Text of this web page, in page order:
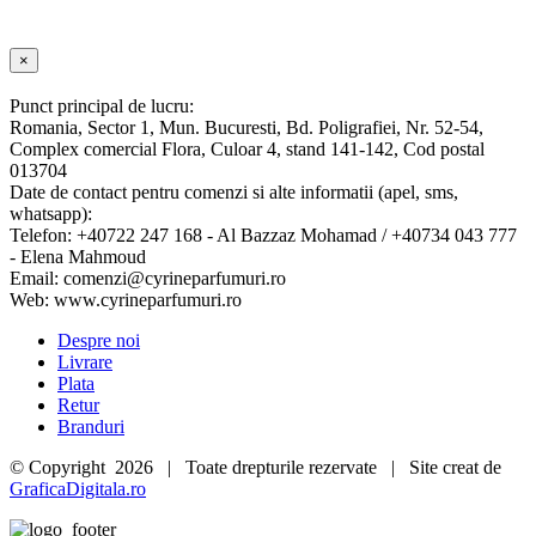
Close
product
view
×
Punct principal de lucru:
Romania, Sector 1, Mun. Bucuresti, Bd. Poligrafiei, Nr. 52-54,
Complex comercial Flora, Culoar 4, stand 141-142, Cod postal
013704
Date de contact pentru comenzi si alte informatii (apel, sms,
whatsapp):
Telefon: +40722 247 168 - Al Bazzaz Mohamad / +40734 043 777
- Elena Mahmoud
Email: comenzi@cyrineparfumuri.ro
Web: www.cyrineparfumuri.ro
Despre noi
Livrare
Plata
Retur
Branduri
© Copyright 2026 | Toate drepturile rezervate | Site creat de
GraficaDigitala.ro